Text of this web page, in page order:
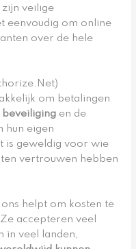
veilige
eenvoudig om online
over de hele
om betalingen
beveiliging en de
hun eigen
is geweldig voor wie
vertrouwen hebben
helpt om kosten te
accepteren veel
in veel landen,